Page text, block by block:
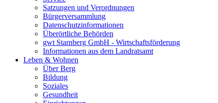
Satzungen und Verordnungen
Bürgerversammlung
Datenschutzinformationen
Überörtliche Behörden
gwt Starnberg GmbH - Wirtschaftsförderung
Informationen aus dem Landratsamt
Leben & Wohnen
Über Berg
Bildung
Soziales
Gesundheit